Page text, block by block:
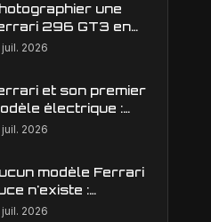
une
296 GT3 en
: construire une
juil. 2026
et son premier
électrique :
de
juil. 2026
modèle Ferrari
n'existe :
sur les
juil. 2026